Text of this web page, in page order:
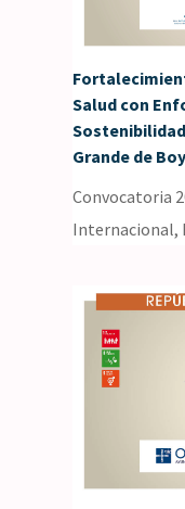
Salud con
Grande de
Convocatoria
Internacional,